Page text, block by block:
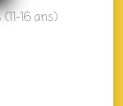
16 ans)